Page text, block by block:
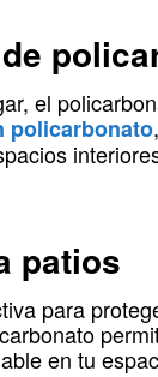
el
policarbonato
patios
para
en tu